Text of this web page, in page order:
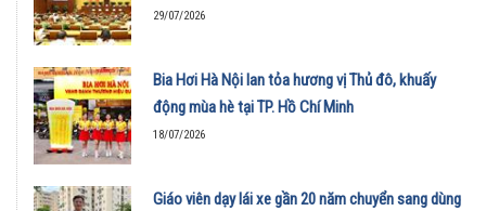
29/07/2026
Bia Hơi Hà Nội lan tỏa hương vị Thủ đô, khuấy
động mùa hè tại TP. Hồ Chí Minh
18/07/2026
Giáo viên dạy lái xe gần 20 năm chuyển sang dùng